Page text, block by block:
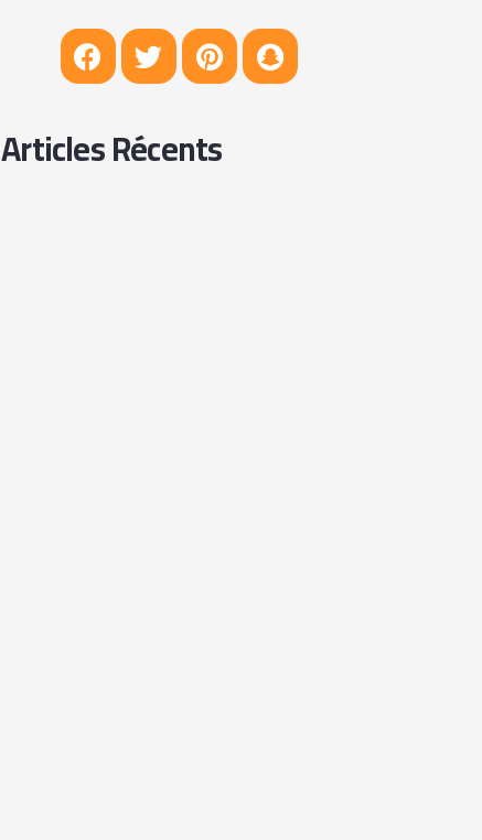
Articles Récents